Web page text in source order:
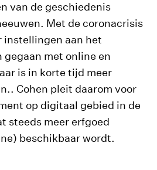
van de geschiedenis
Met de coronacrisis
instellingen aan het
met online en
is in korte tijd meer
Cohen pleit daarom voor
op digitaal gebied in de
steeds meer erfgoed
beschikbaar wordt.